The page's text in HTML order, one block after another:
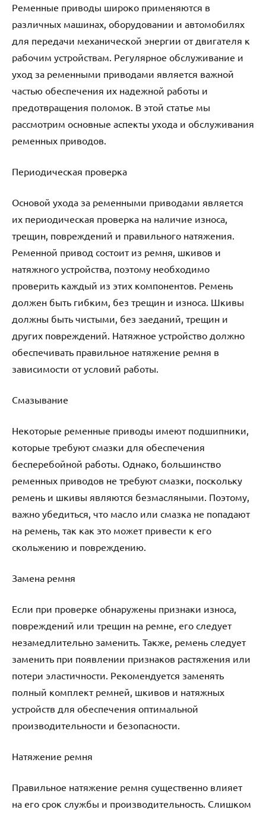
Ременные приводы широко применяются в
различных машинах, оборудовании и автомобилях
для передачи механической энергии от двигателя к
рабочим устройствам. Регулярное обслуживание и
уход за ременными приводами является важной
частью обеспечения их надежной работы и
предотвращения поломок. В этой статье мы
рассмотрим основные аспекты ухода и обслуживания
ременных приводов.
Периодическая проверка
Основой ухода за ременными приводами является
их периодическая проверка на наличие износа,
трещин, повреждений и правильного натяжения.
Ременной привод состоит из ремня, шкивов и
натяжного устройства, поэтому необходимо
проверить каждый из этих компонентов. Ремень
должен быть гибким, без трещин и износа. Шкивы
должны быть чистыми, без заеданий, трещин и
других повреждений. Натяжное устройство должно
обеспечивать правильное натяжение ремня в
зависимости от условий работы.
Смазывание
Некоторые ременные приводы имеют подшипники,
которые требуют смазки для обеспечения
бесперебойной работы. Однако, большинство
ременных приводов не требуют смазки, поскольку
ремень и шкивы являются безмасляными. Поэтому,
важно убедиться, что масло или смазка не попадают
на ремень, так как это может привести к его
скольжению и повреждению.
Замена ремня
Если при проверке обнаружены признаки износа,
повреждений или трещин на ремне, его следует
незамедлительно заменить. Также, ремень следует
заменить при появлении признаков растяжения или
потери эластичности. Рекомендуется заменять
полный комплект ремней, шкивов и натяжных
устройств для обеспечения оптимальной
производительности и безопасности.
Натяжение ремня
Правильное натяжение ремня существенно влияет
на его срок службы и производительность. Слишком